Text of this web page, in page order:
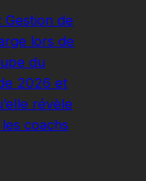
Gestion de
lors de
du
2026 et
révèle
coachs